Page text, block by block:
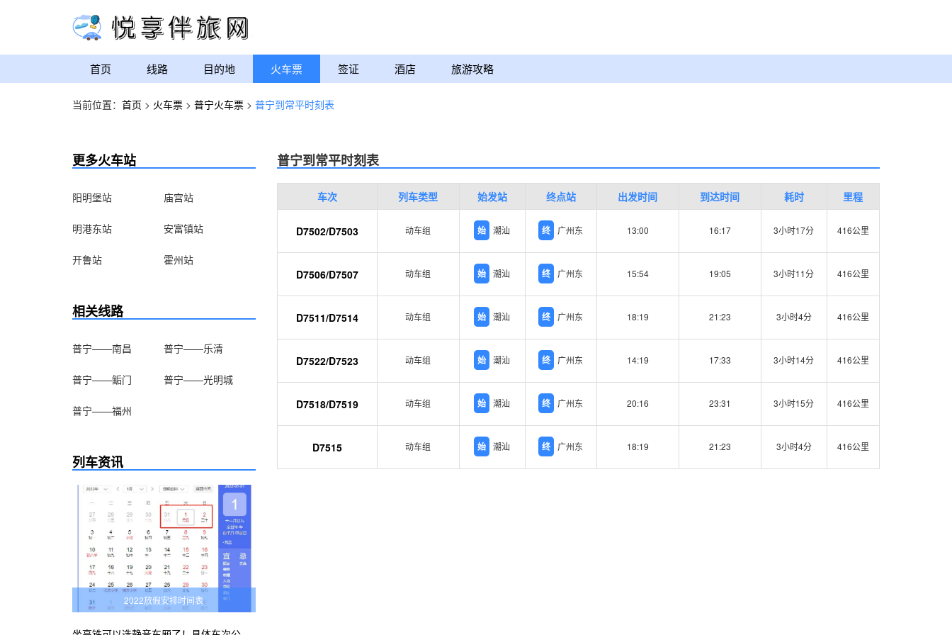
首页 线路 目的地 火车票 签证 酒店 旅游攻略
当前位置： 首页 > 火车票 > 普宁火车票 > 普宁到常平时刻表
更多火车站
阳明堡站 庙宫站
明港东站 安富镇站
开鲁站 霍州站
相关线路
普宁——南昌 普宁——乐清
普宁——鲘门 普宁——光明城
普宁——福州
列车资讯
2022放假安排时间表
普宁到常平时刻表
车次 列车类型 始发站 终点站 出发时间 到达时间 耗时 里程
D7502/D7503 动车组 始 潮汕 终 广州东 13:00 16:17 3小时17分 416公里
D7506/D7507 动车组 始 潮汕 终 广州东 15:54 19:05 3小时11分 416公里
D7511/D7514 动车组 始 潮汕 终 广州东 18:19 21:23 3小时4分 416公里
D7522/D7523 动车组 始 潮汕 终 广州东 14:19 17:33 3小时14分 416公里
D7518/D7519 动车组 始 潮汕 终 广州东 20:16 23:31 3小时15分 416公里
D7515 动车组 始 潮汕 终 广州东 18:19 21:23 3小时4分 416公里